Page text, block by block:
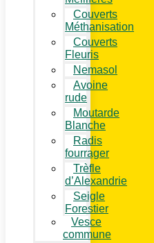
Couverts
Méthanisation
Couverts
Fleuris
Nemasol
Avoine
rude
Moutarde
Blanche
Radis
fourrager
Trèfle
d’Alexandrie
Seigle
Forestier
Vesce
commune